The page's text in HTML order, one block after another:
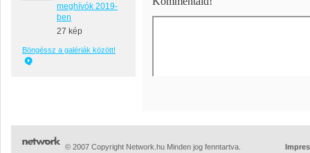
meghívók 2019-
ben
27 kép
Böngéssz a galériák között!
© 2007 Copyright Network.hu Minden jog fenntartva.